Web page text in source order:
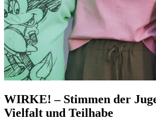
WIRKE! – Stimmen der
Vielfalt und Teilhabe